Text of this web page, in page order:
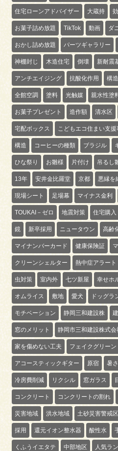
住宅ローンアドバイザー 大蔵持
お菓子詰め放題 TikTok 動画 ダ
おかし詰め放題 パーツギャラリー
神棚封じ 木造住宅 倒壊 新耐震
アンチエイジング 抗酸化作用 構
全館空調 塗料 光触媒 親水性塗
お菓子プレゼント 造作額 清水区
宅配ボックス こどもエコ住まい支援
構造 コーヒーの種類 ブラジル
ひな祭り お雛様 片付け 吊るし
13年 安井金比羅堂 京都 悪縁を
現場シート 足場幕 マイナス金利
TOUKAI－ゼロ 地震対策 住宅購入
鏡 新卒採用 ニュータウン 高齢
マイナンバーカード 健康保険証
クリーンシェルター 熱中症アラート
虫対策 室内外 七ツ新屋 幸せホ
オムライス 敷地 愛犬 ドッグラ
モチベーション 静岡三和建設株
窓のメリット 静岡市三和建設株式会
家を傷めない工夫 フェイクグリーン
アコースティックギター 原宿 暑
冷房費削減 リクシル 窓ガラス
コンクリート コンクリートの割れ
災害地域 洪水地域 土砂災害警戒
採用 還元イオン整水器 酸性水
くふうイエタテ 中部地区 人気ラ